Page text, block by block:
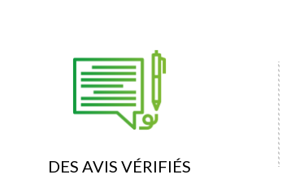
DES AVIS VÉRIFIÉS